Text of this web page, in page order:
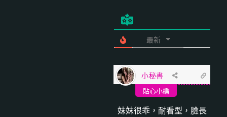
最新
小秘書
貼心小編
妹妺很乖，耐看型，臉長